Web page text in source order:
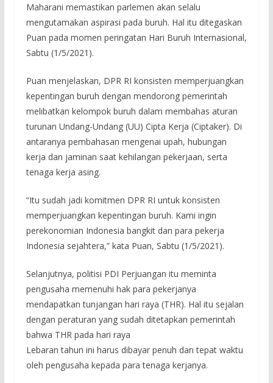
Maharani memastikan parlemen akan selalu
mengutamakan aspirasi pada buruh. Hal itu ditegaskan
Puan pada momen peringatan Hari Buruh Internasional,
Sabtu (1/5/2021).
Puan menjelaskan, DPR RI konsisten memperjuangkan
kepentingan buruh dengan mendorong pemerintah
melibatkan kelompok buruh dalam membahas aturan
turunan Undang-Undang (UU) Cipta Kerja (Ciptaker). Di
antaranya pembahasan mengenai upah, hubungan
kerja dan jaminan saat kehilangan pekerjaan, serta
tenaga kerja asing.
“Itu sudah jadi komitmen DPR RI untuk konsisten
memperjuangkan kepentingan buruh. Kami ingin
perekonomian Indonesia bangkit dan para pekerja
Indonesia sejahtera,” kata Puan, Sabtu (1/5/2021).
Selanjutnya, politisi PDI Perjuangan itu meminta
pengusaha memenuhi hak para pekerjanya
mendapatkan tunjangan hari raya (THR). Hal itu sejalan
dengan peraturan yang sudah ditetapkan pemerintah
bahwa THR pada hari raya
Lebaran tahun ini harus dibayar penuh dan tepat waktu
oleh pengusaha kepada para tenaga kerjanya.